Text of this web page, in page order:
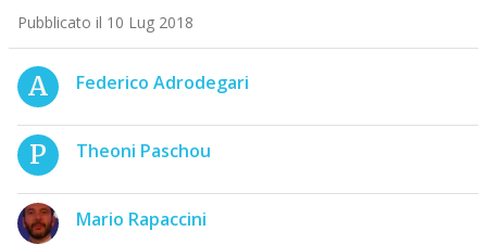
Pubblicato il 10 Lug 2018
A Federico Adrodegari
P Theoni Paschou
Mario Rapaccini